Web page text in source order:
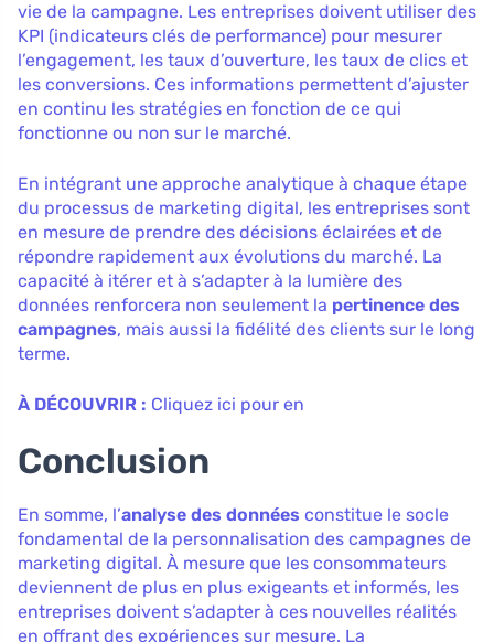
vie de la campagne. Les entreprises doivent utiliser des
KPI (indicateurs clés de performance) pour mesurer
l’engagement, les taux d’ouverture, les taux de clics et
les conversions. Ces informations permettent d’ajuster
en continu les stratégies en fonction de ce qui
fonctionne ou non sur le marché.
En intégrant une approche analytique à chaque étape
du processus de marketing digital, les entreprises sont
en mesure de prendre des décisions éclairées et de
répondre rapidement aux évolutions du marché. La
capacité à itérer et à s’adapter à la lumière des
données renforcera non seulement la pertinence des
campagnes, mais aussi la fidélité des clients sur le long
terme.
À DÉCOUVRIR : Cliquez ici pour en
Conclusion
En somme, l’analyse des données constitue le socle
fondamental de la personnalisation des campagnes de
marketing digital. À mesure que les consommateurs
deviennent de plus en plus exigeants et informés, les
entreprises doivent s’adapter à ces nouvelles réalités
en offrant des expériences sur mesure. La